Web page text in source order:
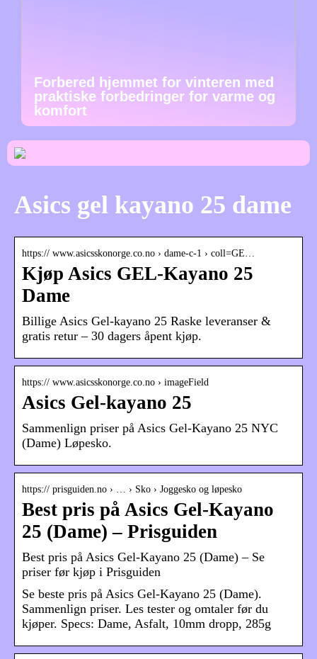
Forbered hjemmet for vinteren med
praktiske forbedringer for varme og
komfort
Asics gel kayano 25 dame
https:// www.asicsskonorge.co.no › dame-c-1 › coll=GE…
Kjøp Asics GEL-Kayano 25
Dame
Billige Asics Gel-kayano 25 Raske leveranser &
gratis retur – 30 dagers åpent kjøp.
https:// www.asicsskonorge.co.no › imageField
Asics Gel-kayano 25
Sammenlign priser på Asics Gel-Kayano 25 NYC
(Dame) Løpesko.
https:// prisguiden.no › … › Sko › Joggesko og løpesko
Best pris på Asics Gel-Kayano
25 (Dame) – Prisguiden
Best pris på Asics Gel-Kayano 25 (Dame) – Se
priser før kjøp i Prisguiden
Se beste pris på Asics Gel-Kayano 25 (Dame).
Sammenlign priser. Les tester og omtaler før du
kjøper. Specs: Dame, Asfalt, 10mm dropp, 285g